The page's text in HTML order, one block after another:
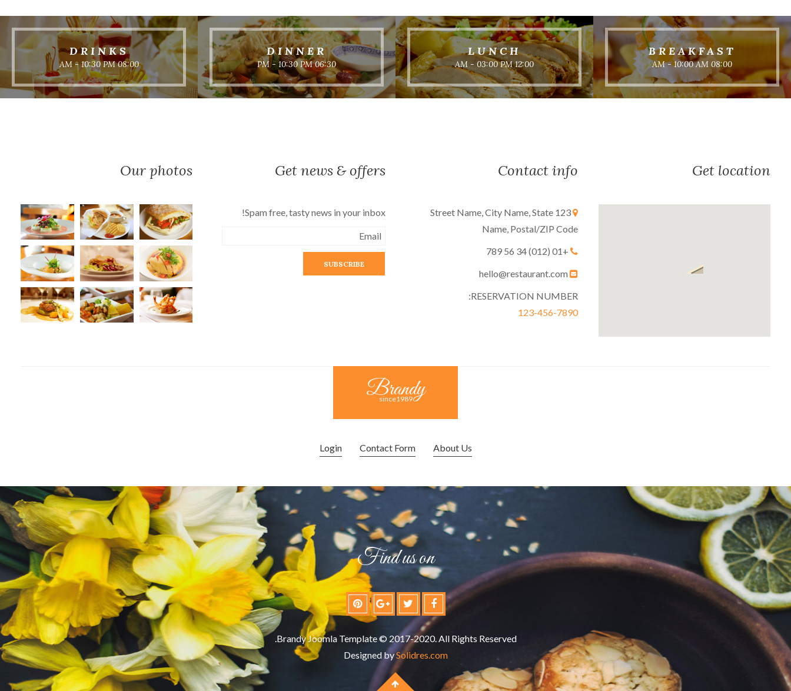
BREAKFAST
08:00 AM - 10:00 AM
LUNCH
12:00 AM - 03:00 PM
DINNER
06:30 PM - 10:30 PM
DRINKS
08:00 AM - 10:30 PM
Get location
Contact info
123 Street Name, City Name, State
Name, Postal/ZIP Code
+01 (012) 34 56 789
RESERVATION NUMBER:
123-456-7890
Get news & offers
Spam free, tasty news in your inbox!
Our photos
Brandy
since1989
About Us
Contact Form
Login
Find us on
Brandy Joomla Template © 2017-2020. All Rights Reserved.
Designed bySolidres.com